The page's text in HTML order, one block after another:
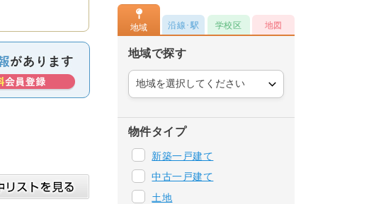
地域 沿線･駅 学校区 地図
地域で探す
物件タイプ
新築一戸建て
中古一戸建て
土地